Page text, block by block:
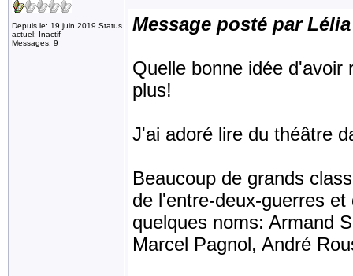
Depuis le: 19 juin 2019 Status
actuel: Inactif
Messages: 9
Message posté par Lélia
Quelle bonne idée d'avoir
plus!
J'ai adoré lire du théâtre
Beaucoup de grands
de l'entre-deux-guerres
quelques noms: Armand
Marcel Pagnol, André